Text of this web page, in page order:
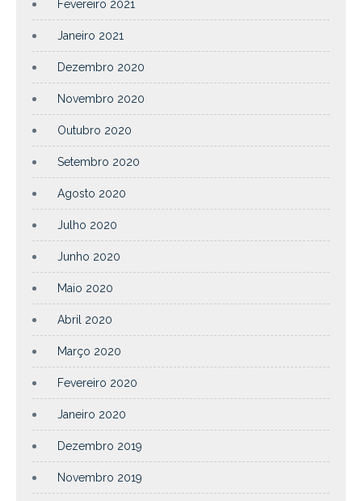
Fevereiro 2021
Janeiro 2021
Dezembro 2020
Novembro 2020
Outubro 2020
Setembro 2020
Agosto 2020
Julho 2020
Junho 2020
Maio 2020
Abril 2020
Março 2020
Fevereiro 2020
Janeiro 2020
Dezembro 2019
Novembro 2019